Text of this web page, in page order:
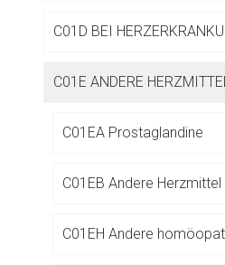
C01D BEI
C01E ANDERE
C01EA Prostaglandine
C01EB Andere Herzmittel
C01EH Andere